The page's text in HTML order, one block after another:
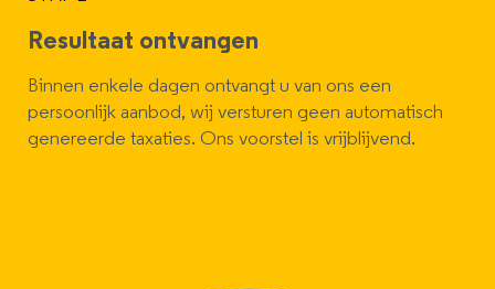
Resultaat ontvangen
Binnen enkele dagen ontvangt u van ons een
persoonlijk aanbod, wij versturen geen automatisch
genereerde taxaties. Ons voorstel is vrijblijvend.